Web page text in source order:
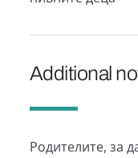
Additional
Родителите, за